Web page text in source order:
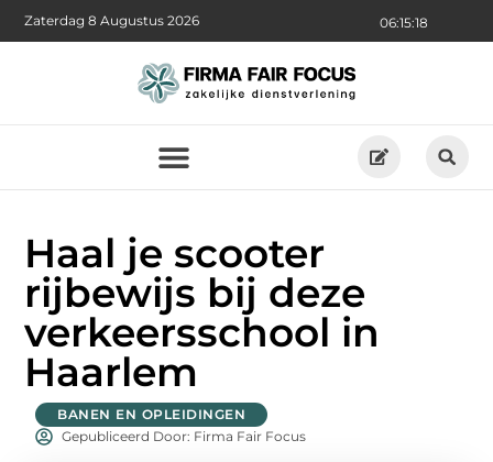
06:15:19
Zaterdag 8 Augustus 2026
Haal je scooter
rijbewijs bij deze
verkeersschool in
Haarlem
BANEN EN OPLEIDINGEN
Gepubliceerd Door: Firma Fair Focus